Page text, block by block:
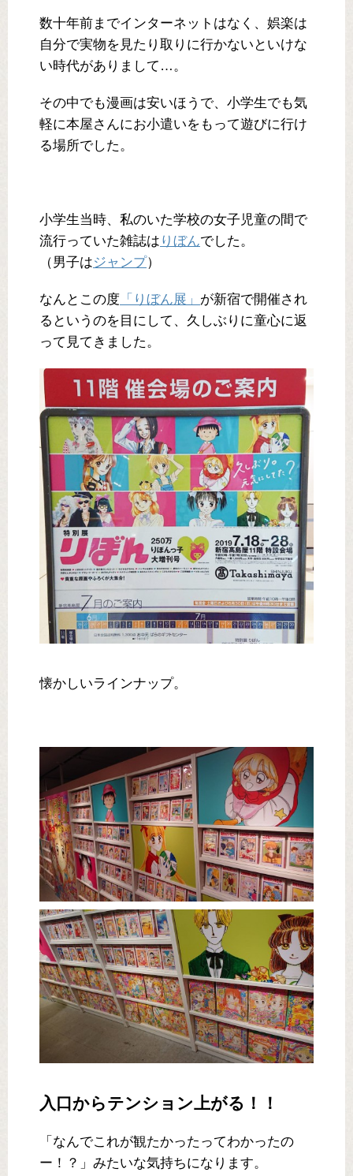
数十年前までインターネットはなく、娯楽は
自分で実物を見たり取りに行かないといけな
い時代がありまして…。
その中でも漫画は安いほうで、小学生でも気
軽に本屋さんにお小遣いをもって遊びに行け
る場所でした。
小学生当時、私のいた学校の女子児童の間で
流行っていた雑誌は りぼんでした。
（男子はジャンプ）
なんとこの度 「りぼん展」 が新宿で開催され
るというのを目にして、久しぶりに童心に返
って見てきました。
懐かしいラインナップ。
入口からテンション上がる！！
「なんでこれが観たかったってわかったの
ー！？」みたいな気持ちになります。